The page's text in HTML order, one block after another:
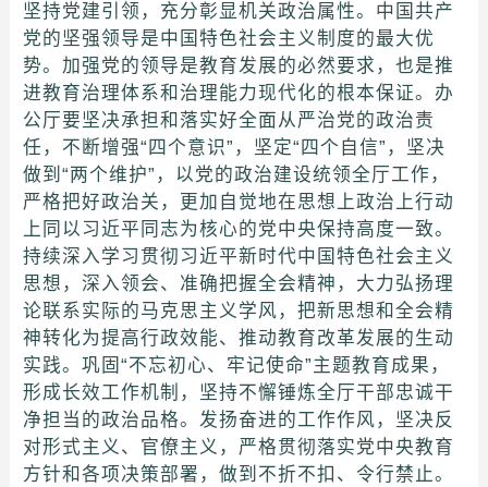
坚持党建引领，充分彰显机关政治属性。中国共产
党的坚强领导是中国特色社会主义制度的最大优
势。加强党的领导是教育发展的必然要求，也是推
进教育治理体系和治理能力现代化的根本保证。办
公厅要坚决承担和落实好全面从严治党的政治责
任，不断增强“四个意识”，坚定“四个自信”，坚决
做到“两个维护”，以党的政治建设统领全厅工作，
严格把好政治关，更加自觉地在思想上政治上行动
上同以习近平同志为核心的党中央保持高度一致。
持续深入学习贯彻习近平新时代中国特色社会主义
思想，深入领会、准确把握全会精神，大力弘扬理
论联系实际的马克思主义学风，把新思想和全会精
神转化为提高行政效能、推动教育改革发展的生动
实践。巩固“不忘初心、牢记使命”主题教育成果，
形成长效工作机制，坚持不懈锤炼全厅干部忠诚干
净担当的政治品格。发扬奋进的工作作风，坚决反
对形式主义、官僚主义，严格贯彻落实党中央教育
方针和各项决策部署，做到不折不扣、令行禁止。